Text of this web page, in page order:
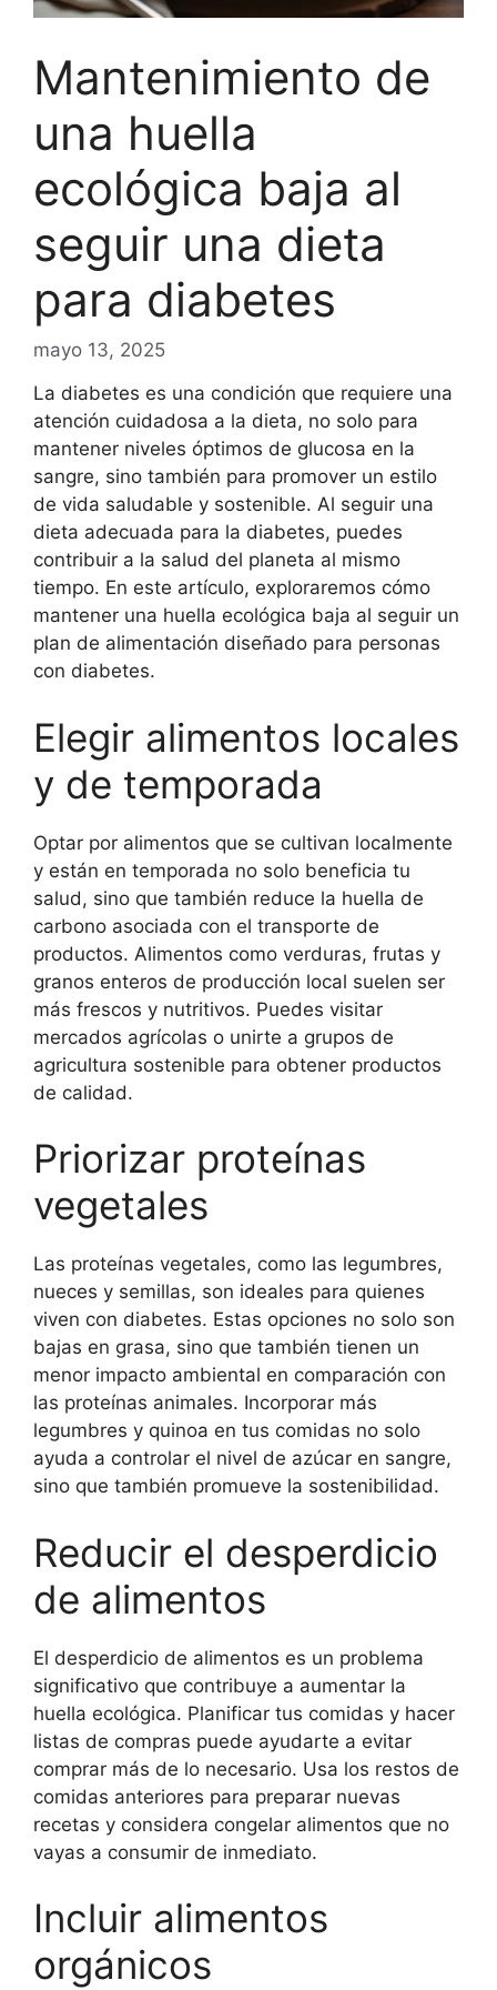
Mantenimiento de
una huella
ecológica baja al
seguir una dieta
para diabetes
mayo 13, 2025
La diabetes es una condición que requiere una
atención cuidadosa a la dieta, no solo para
mantener niveles óptimos de glucosa en la
sangre, sino también para promover un estilo
de vida saludable y sostenible. Al seguir una
dieta adecuada para la diabetes, puedes
contribuir a la salud del planeta al mismo
tiempo. En este artículo, exploraremos cómo
mantener una huella ecológica baja al seguir un
plan de alimentación diseñado para personas
con diabetes.
Elegir alimentos locales
y de temporada
Optar por alimentos que se cultivan localmente
y están en temporada no solo beneficia tu
salud, sino que también reduce la huella de
carbono asociada con el transporte de
productos. Alimentos como verduras, frutas y
granos enteros de producción local suelen ser
más frescos y nutritivos. Puedes visitar
mercados agrícolas o unirte a grupos de
agricultura sostenible para obtener productos
de calidad.
Priorizar proteínas
vegetales
Las proteínas vegetales, como las legumbres,
nueces y semillas, son ideales para quienes
viven con diabetes. Estas opciones no solo son
bajas en grasa, sino que también tienen un
menor impacto ambiental en comparación con
las proteínas animales. Incorporar más
legumbres y quinoa en tus comidas no solo
ayuda a controlar el nivel de azúcar en sangre,
sino que también promueve la sostenibilidad.
Reducir el desperdicio
de alimentos
El desperdicio de alimentos es un problema
significativo que contribuye a aumentar la
huella ecológica. Planificar tus comidas y hacer
listas de compras puede ayudarte a evitar
comprar más de lo necesario. Usa los restos de
comidas anteriores para preparar nuevas
recetas y considera congelar alimentos que no
vayas a consumir de inmediato.
Incluir alimentos
orgánicos